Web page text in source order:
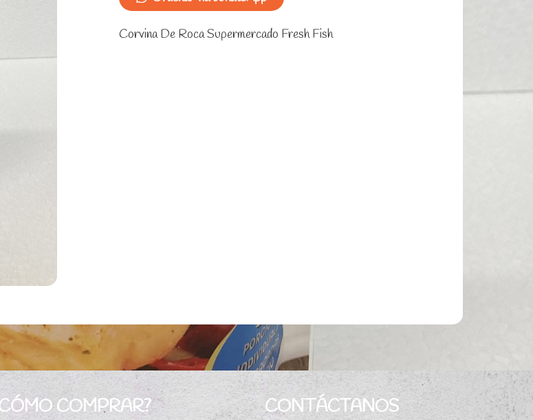
Supermercado
Fresh
Corvina De Roca Supermercado Fresh Fish
COMPRAR? CONTÁCTANOS